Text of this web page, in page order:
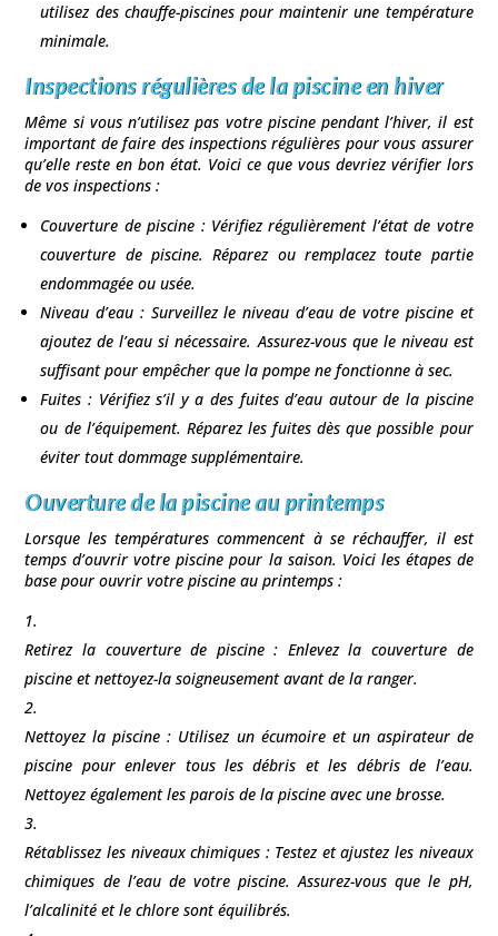
utilisez des chauffe-piscines pour maintenir une température
minimale.
Inspections régulières de la piscine en hiver
Même si vous n’utilisez pas votre piscine pendant l’hiver, il est
important de faire des inspections régulières pour vous assurer
qu’elle reste en bon état. Voici ce que vous devriez vérifier lors
de vos inspections :
Couverture de piscine : Vérifiez régulièrement l’état de votre
couverture de piscine. Réparez ou remplacez toute partie
endommagée ou usée.
Niveau d’eau : Surveillez le niveau d’eau de votre piscine et
ajoutez de l’eau si nécessaire. Assurez-vous que le niveau est
suffisant pour empêcher que la pompe ne fonctionne à sec.
Fuites : Vérifiez s’il y a des fuites d’eau autour de la piscine
ou de l’équipement. Réparez les fuites dès que possible pour
éviter tout dommage supplémentaire.
Ouverture de la piscine au printemps
Lorsque les températures commencent à se réchauffer, il est
temps d’ouvrir votre piscine pour la saison. Voici les étapes de
base pour ouvrir votre piscine au printemps :
Retirez la couverture de piscine : Enlevez la couverture de
piscine et nettoyez-la soigneusement avant de la ranger.
Nettoyez la piscine : Utilisez un écumoire et un aspirateur de
piscine pour enlever tous les débris et les débris de l’eau.
Nettoyez également les parois de la piscine avec une brosse.
Rétablissez les niveaux chimiques : Testez et ajustez les niveaux
chimiques de l’eau de votre piscine. Assurez-vous que le pH,
l’alcalinité et le chlore sont équilibrés.